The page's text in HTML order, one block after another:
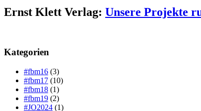
Ernst Klett Verlag: Unsere Projekte
Kategorien
#fbm16 (3)
#fbm17 (10)
#fbm18 (1)
#fbm19 (2)
#JO2024 (1)